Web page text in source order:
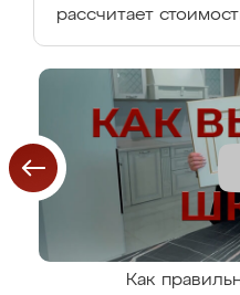
рассчитает
Как